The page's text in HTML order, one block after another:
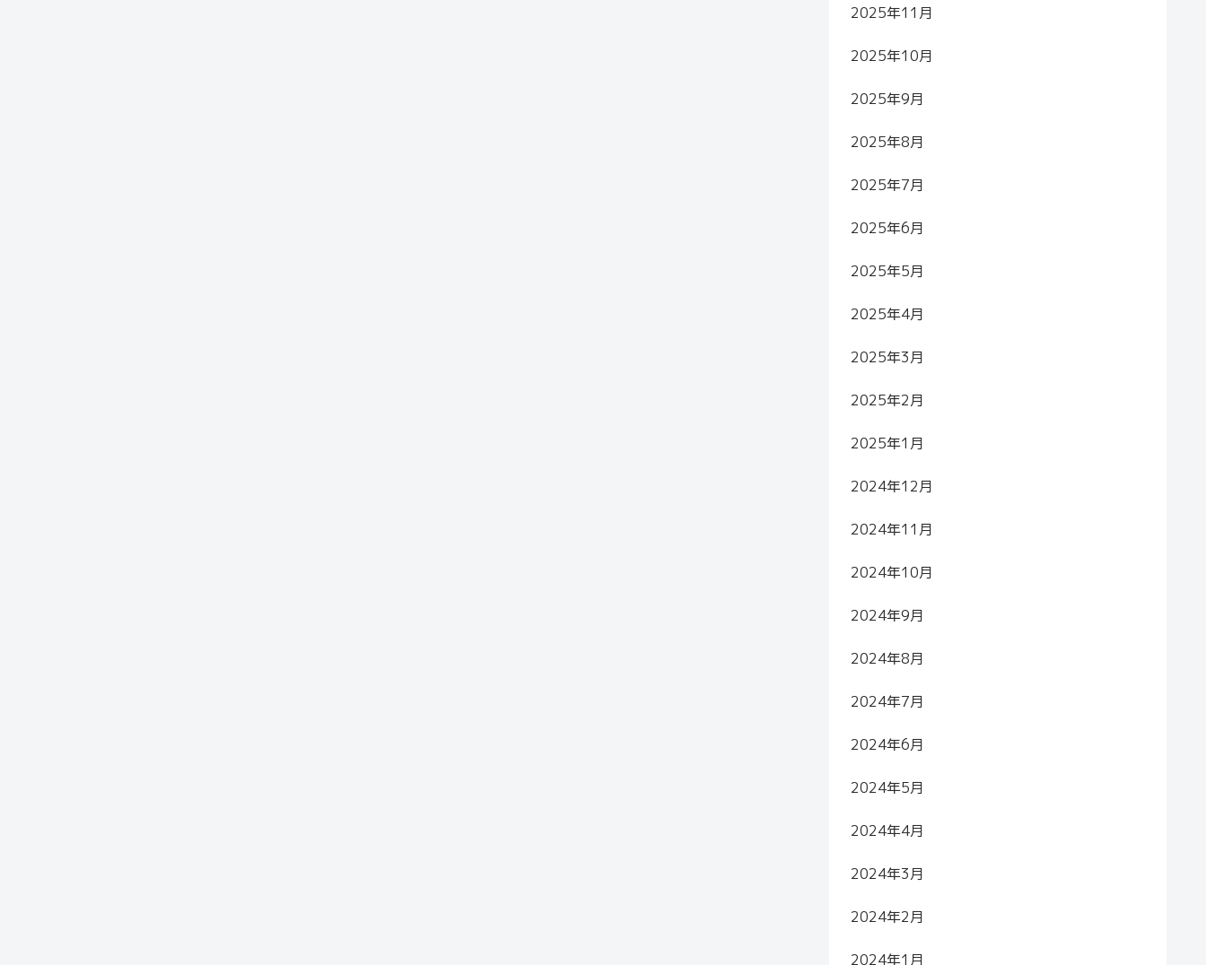
2025年11月
2025年10月
2025年9月
2025年8月
2025年7月
2025年6月
2025年5月
2025年4月
2025年3月
2025年2月
2025年1月
2024年12月
2024年11月
2024年10月
2024年9月
2024年8月
2024年7月
2024年6月
2024年5月
2024年4月
2024年3月
2024年2月
2024年1月